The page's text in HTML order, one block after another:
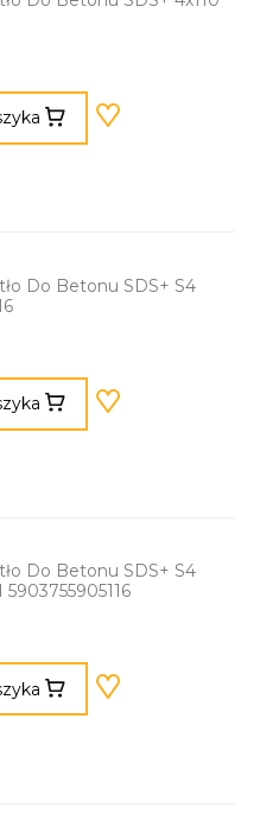
Do Betonu SDS+ S4
Do Betonu SDS+ S4
5903755905116